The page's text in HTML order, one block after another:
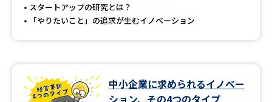
スタートアップの研究とは？
「やりたいこと」の追求が生むイノベーション
中小企業に求められるイノベー
ション、その4つのタイプ